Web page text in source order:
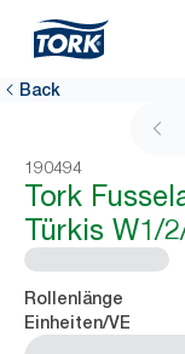
Back
190494
Tork
Türkis W1/
Rollenlänge
Einheiten/VE